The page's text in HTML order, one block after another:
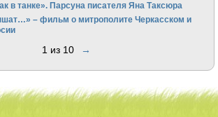
в танке». Парсуна писателя Яна Таксюра
– фильм о митрополите Черкасском и
1 из 10 →